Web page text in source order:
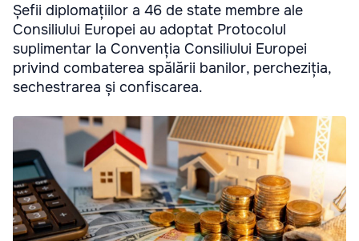
Șefii diplomațiilor a 46 de state membre ale
Consiliului Europei au adoptat Protocolul
suplimentar la Convenția Consiliului Europei
privind combaterea spălării banilor, percheziția,
sechestrarea și confiscarea.